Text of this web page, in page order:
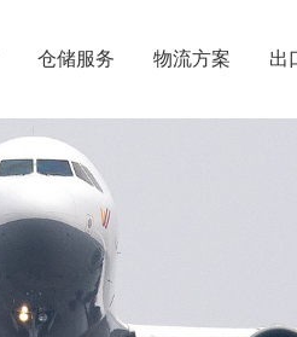
仓储服务 物流方案 出